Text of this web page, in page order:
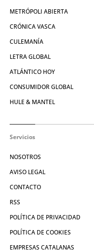
METRÓPOLI ABIERTA
CRÓNICA VASCA
CULEMANÍA
LETRA GLOBAL
ATLÁNTICO HOY
CONSUMIDOR GLOBAL
HULE & MANTEL
Servicios
NOSOTROS
AVISO LEGAL
CONTACTO
RSS
POLÍTICA DE PRIVACIDAD
POLÍTICA DE COOKIES
EMPRESAS CATALANAS